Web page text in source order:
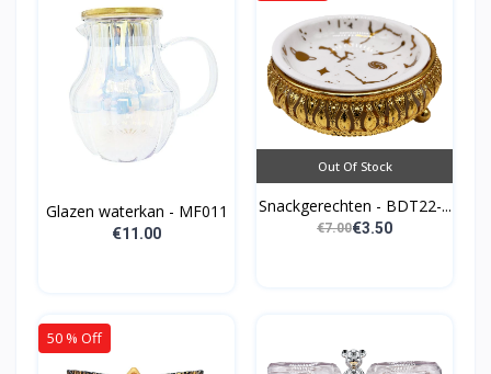
Glazen waterkan - MF011
€11.00
Out Of Stock
Snackgerechten - BDT22-...
€7.00€3.50
50 % Off